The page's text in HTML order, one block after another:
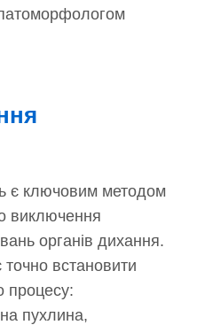
патоморфологом
є ключовим методом
виключення
органів дихання.
встановити
процесу:
пухлина,